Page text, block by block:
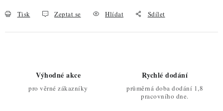
Tisk Zeptat se Hlídat Sdílet
Výhodné akce
pro věrné zákazníky
Rychlé dodání
průměrná doba dodání 1,8
pracovního dne.